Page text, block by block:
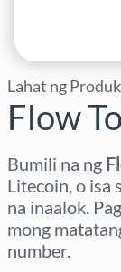
Lahat ng
Flow
Bumili na ng
Litecoin, o isa
na inaalok.
mong
number.